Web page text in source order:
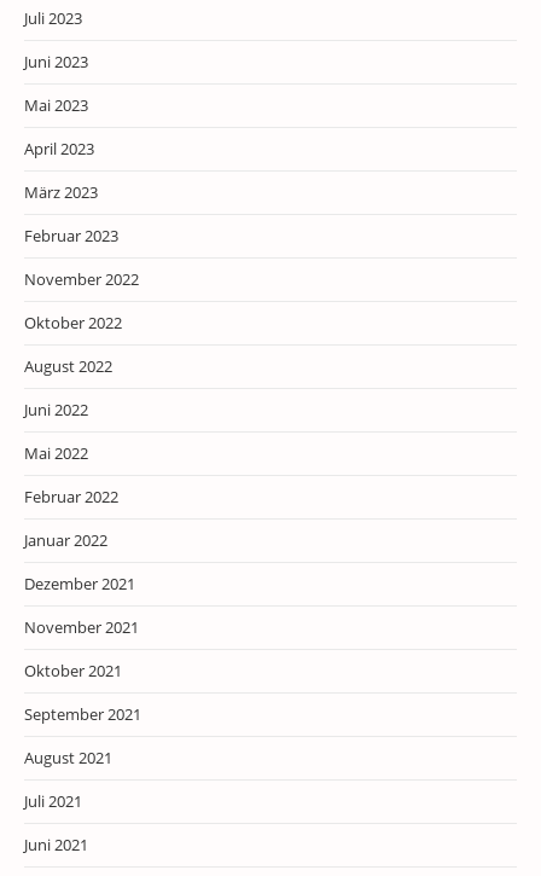
Juli 2023
Juni 2023
Mai 2023
April 2023
März 2023
Februar 2023
November 2022
Oktober 2022
August 2022
Juni 2022
Mai 2022
Februar 2022
Januar 2022
Dezember 2021
November 2021
Oktober 2021
September 2021
August 2021
Juli 2021
Juni 2021